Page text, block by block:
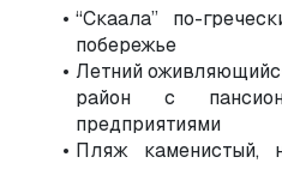
“Скаала” по-
побережье
Летний
район с
предприятиями
Пляж каменистый,